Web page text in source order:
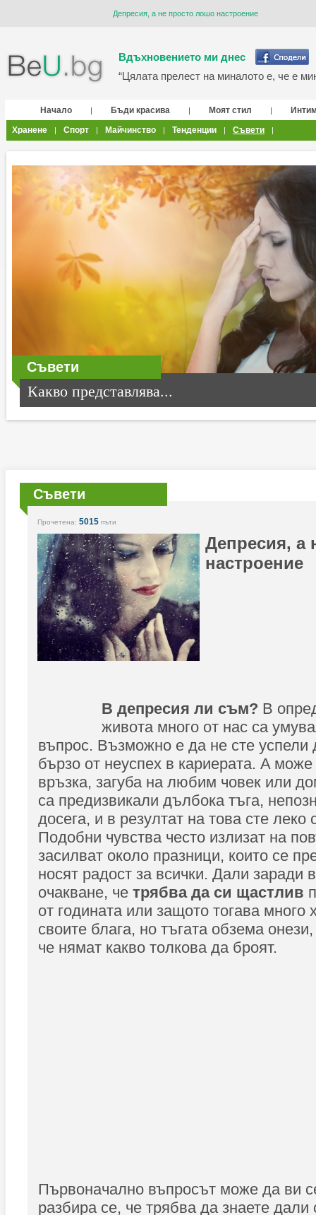
Депресия, а не просто лошо настроение
Вдъхновението ми днес
“Цялата прелест на миналото е, че е
Начало | Бъди красива | Моят стил |
Хранене
| Спорт | Майчинство | Тенденции | Съвети |
Съвети
Какво представлява...
Съвети
Прочетена: 5015 пъти
Депресия, а
настроение
В депресия ли съм? В
живота много от нас са
въпрос. Възможно е да не сте успели
бързо от неуспех в кариерата. A
връзка, загуба на любим човек или
са предизвикали дълбока тъга,
досега, и в резултат на това сте леко
Подобни чувства често излизат на
засилват около празници, които се
носят радост за всички. Дали заради
очакване, че трябва да си щастлив
от годината или защото тогава много
своите блага, но тъгата обзема онези,
че нямат какво толкова да броят.
Първоначално въпросът може да ви
разбира се, че трябва да знаете дали